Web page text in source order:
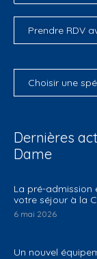
Prendre RDV
Choisir une
Dernières
Dame
La pré-admission
votre séjour à la
6 mai 2026
Un nouvel